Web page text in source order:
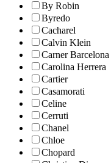
By Robin
Byredo
Cacharel
Calvin Klein
Carner Barcelona
Carolina Herrera
Cartier
Casamorati
Celine
Cerruti
Chanel
Chloe
Chopard